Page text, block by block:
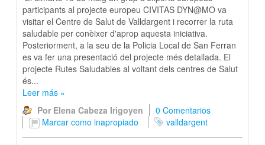
participants al projecte europeu CIVITAS DYN@MO va
visitar el Centre de Salut de Valldargent i recorrer la ruta
saludable per conèixer d'aprop aquesta iniciativa.
Posteriorment, a la seu de la Policia Local de San Ferran
es va fer una presentació del projecte més detallada. El
projecte Rutes Saludables al voltant dels centres de Salut
és...
Leer más »
Por Elena Cabeza Irigoyen
0 Comentarios
Marcar como inapropiado
valldargent